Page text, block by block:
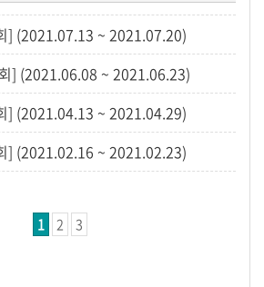
] (2021.07.13 ~ 2021.07.20)
] (2021.06.08 ~ 2021.06.23)
] (2021.04.13 ~ 2021.04.29)
] (2021.02.16 ~ 2021.02.23)
1 2 3